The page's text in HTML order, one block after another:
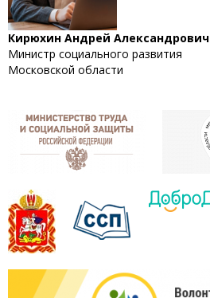
Кирюхин Андрей Александрович
Министр социального развития
Московской области